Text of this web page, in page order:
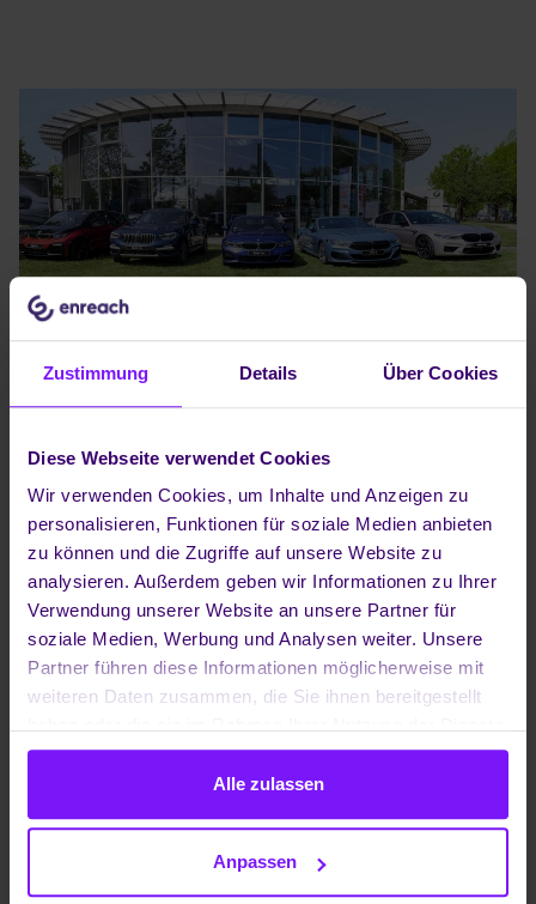
Zustimmung Details Über Cookies
Diese Webseite verwendet Cookies
Wir verwenden Cookies, um Inhalte und Anzeigen zu
personalisieren, Funktionen für soziale Medien anbieten
zu können und die Zugriffe auf unsere Website zu
analysieren. Außerdem geben wir Informationen zu Ihrer
Verwendung unserer Website an unsere Partner für
soziale Medien, Werbung und Analysen weiter. Unsere
Partner führen diese Informationen möglicherweise mit
weiteren Daten zusammen, die Sie ihnen bereitgestellt
gesammelt haben.
Alle zulassen
Anpassen
In einer Zeit voller Wandel und Veränderung muss sich
der B2B-Vertrieb flexibel und agil aufstellen, um
Kundenzentriertheit und personalisierte Angebote
rücken weiter in den Fokus.
In einem Gastbeitrag für das Fachportal marconomy
erläutert unser Geschäftsführer Dr. Ralf Ebbinghaus die
fünf wichtigsten Trends, die den B2B-Vertrieb 2023
beeinflussen werden. Lesen Sie jetztden Beitragund
erfahren Sie mehr.